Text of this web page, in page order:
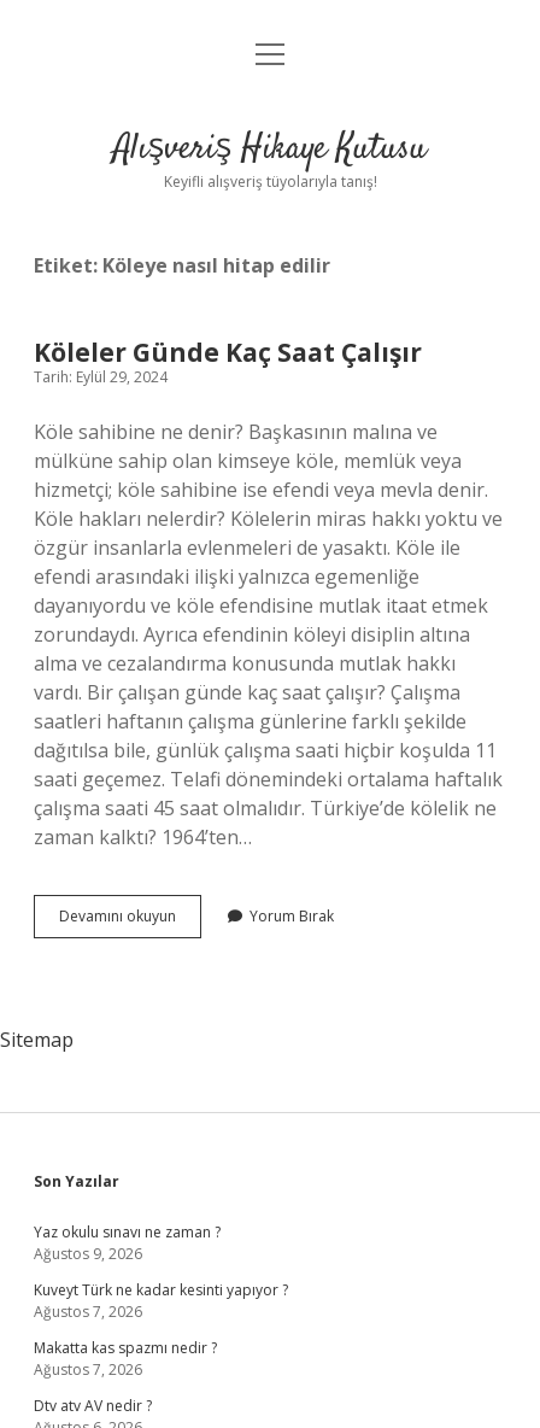
Anasayfa
Yasal Uyarı
menüyü
Alışveriş Hikaye Kutusu
Keyifli alışveriş tüyolarıyla tanış!
Etiket: Köleye nasıl hitap edilir
Köleler Günde Kaç Saat Çalışır
Tarih: Eylül 29, 2024
Köle sahibine ne denir? Başkasının malına ve
mülküne sahip olan kimseye köle, memlük veya
hizmetçi; köle sahibine ise efendi veya mevla denir.
Köle hakları nelerdir? Kölelerin miras hakkı yoktu ve
özgür insanlarla evlenmeleri de yasaktı. Köle ile
efendi arasındaki ilişki yalnızca egemenliğe
dayanıyordu ve köle efendisine mutlak itaat etmek
zorundaydı. Ayrıca efendinin köleyi disiplin altına
alma ve cezalandırma konusunda mutlak hakkı
vardı. Bir çalışan günde kaç saat çalışır? Çalışma
saatleri haftanın çalışma günlerine farklı şekilde
dağıtılsa bile, günlük çalışma saati hiçbir koşulda 11
saati geçemez. Telafi dönemindeki ortalama haftalık
çalışma saati 45 saat olmalıdır. Türkiye’de kölelik ne
zaman kalktı? 1964’ten…
Devamını okuyun
Günde
Yorum Bırak
Sitemap
Sidebar
Son Yazılar
Yaz okulu sınavı ne zaman ?
Ağustos 9, 2026
Kuveyt Türk ne kadar kesinti yapıyor ?
Ağustos 7, 2026
Makatta kas spazmı nedir ?
Ağustos 7, 2026
Dtv atv AV nedir ?